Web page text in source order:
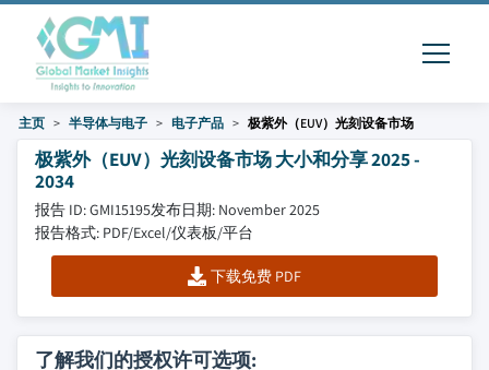
主页 半导体与电子 电子产品 极紫外（EUV）光刻设备市场
极紫外（EUV）光刻设备市场 大小和分享 2025 -
2034
报告 ID: GMI15195发布日期: November 2025
报告格式: PDF/Excel/仪表板/平台
下载免费 PDF
了解我们的授权许可选项: